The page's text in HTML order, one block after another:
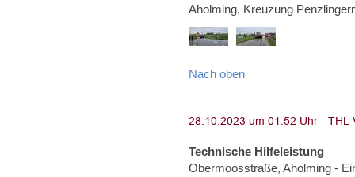
Aholming, Kreuzung
Nach oben
Technische Hilfeleistung
Obermoosstraße, Aholming -